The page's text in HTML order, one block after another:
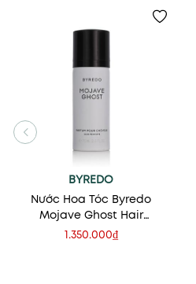
BYREDO
Nước Hoa Tóc Byredo
Mojave Ghost Hair
Perfume 75ml
1.350.000₫